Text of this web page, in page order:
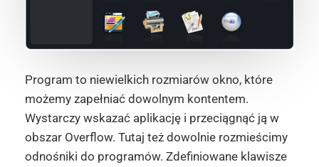
Program to niewielkich rozmiarów okno, które
możemy zapełniać dowolnym kontentem.
Wystarczy wskazać aplikację i przeciągnąć ją w
obszar Overflow. Tutaj też dowolnie rozmieścimy
odnośniki do programów. Zdefiniowane klawisze